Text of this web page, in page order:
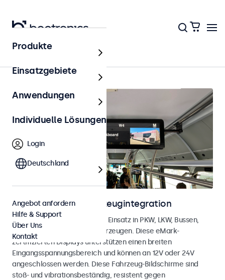
Startseite
Monitore für die Fahrzeugintegration
Monitore, entwickelt für den Einsatz in PKW, LKW, Bussen,
Kränen und anderen Nutzfahrzeugen. Diese eMark-
zertifizierten Displays unterstützen einen breiten
Eingangsspannungsbereich und können an 12V oder 24V
angeschlossen werden. Diese Fahrzeug-Bildschirme sind
stoß- und vibrationsbeständig, resistent gegen
Produkte
Einsatzgebiete
Anwendungen
Individuelle Lösungen
Login
Deutschland
Angebot anfordern
Hilfe & Support
Über Uns
Kontakt